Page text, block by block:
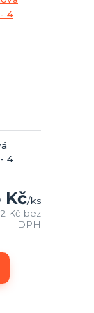
4
Kč/ks
Kč bez
DPH